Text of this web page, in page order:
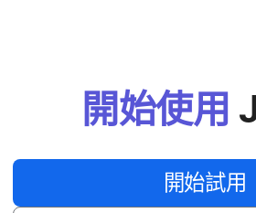
開始​使用
開始​試用